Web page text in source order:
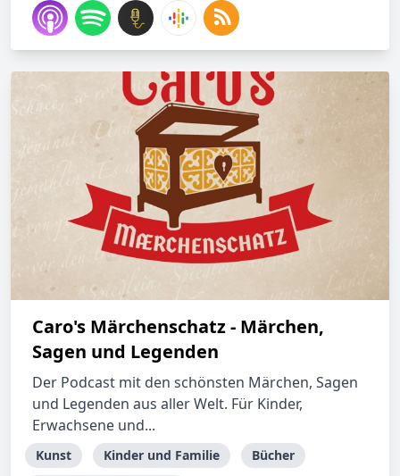
Caro's Märchenschatz - Märchen,
Sagen und Legenden
Der Podcast mit den schönsten Märchen, Sagen
und Legenden aus aller Welt. Für Kinder,
Erwachsene und...
Kunst Kinder und Familie
Bücher